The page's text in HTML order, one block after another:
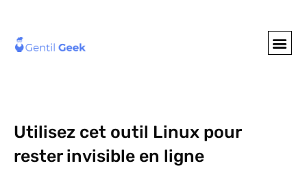
Utilisez cet outil Linux pour
rester invisible en ligne